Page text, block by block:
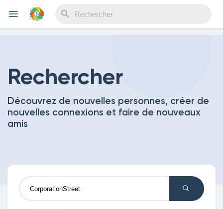
Découvrir Evènements
Découvrir Blogs
Rechercher
Découvrez de nouvelles personnes, créer de
nouvelles connexions et faire de nouveaux
amis